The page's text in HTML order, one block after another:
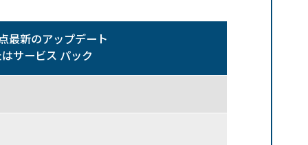
最新のアップデート
サービス パック